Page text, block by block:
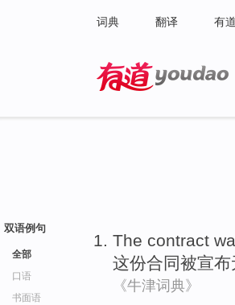
词典 翻译 有
双语例句
全部
口语
书面语
The contract
这份合同被宣布
《牛津词典》